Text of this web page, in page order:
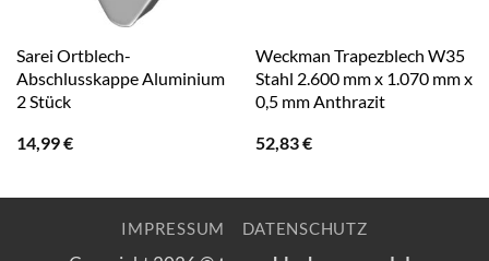
Sarei Ortblech-
Abschlusskappe Aluminium
2 Stück
14,99€
Weckman Trapezblech W35
Stahl 2.600 mm x 1.070 mm x
0,5 mm Anthrazit
52,83€
IMPRESSUM DATENSCHUTZ